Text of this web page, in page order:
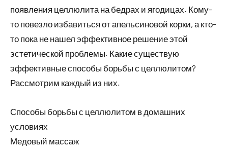
появления целлюлита на бедрах и ягодицах. Кому-
то повезло избавиться от апельсиновой корки, а кто-
то пока не нашел эффективное решение этой
эстетической проблемы. Какие существую
эффективные способы борьбы с целлюлитом?
Рассмотрим каждый из них.
Способы борьбы с целлюлитом в домашних
условиях
Медовый массаж